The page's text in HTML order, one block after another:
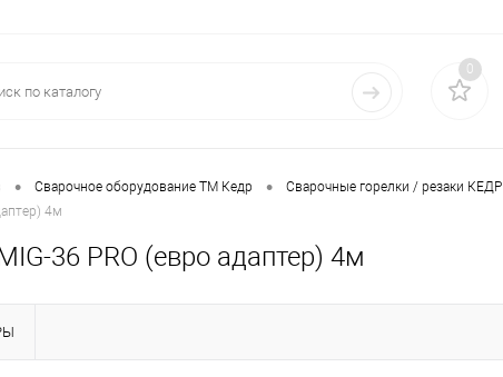
0
• Сварочное оборудование ТМ Кедр • Сварочные горелки / резаки КЕДР
4м
36 PRO (евро адаптер) 4м